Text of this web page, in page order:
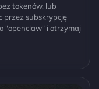
tokenów, lub
przez subskrypcję
"openclaw" i otrzymaj